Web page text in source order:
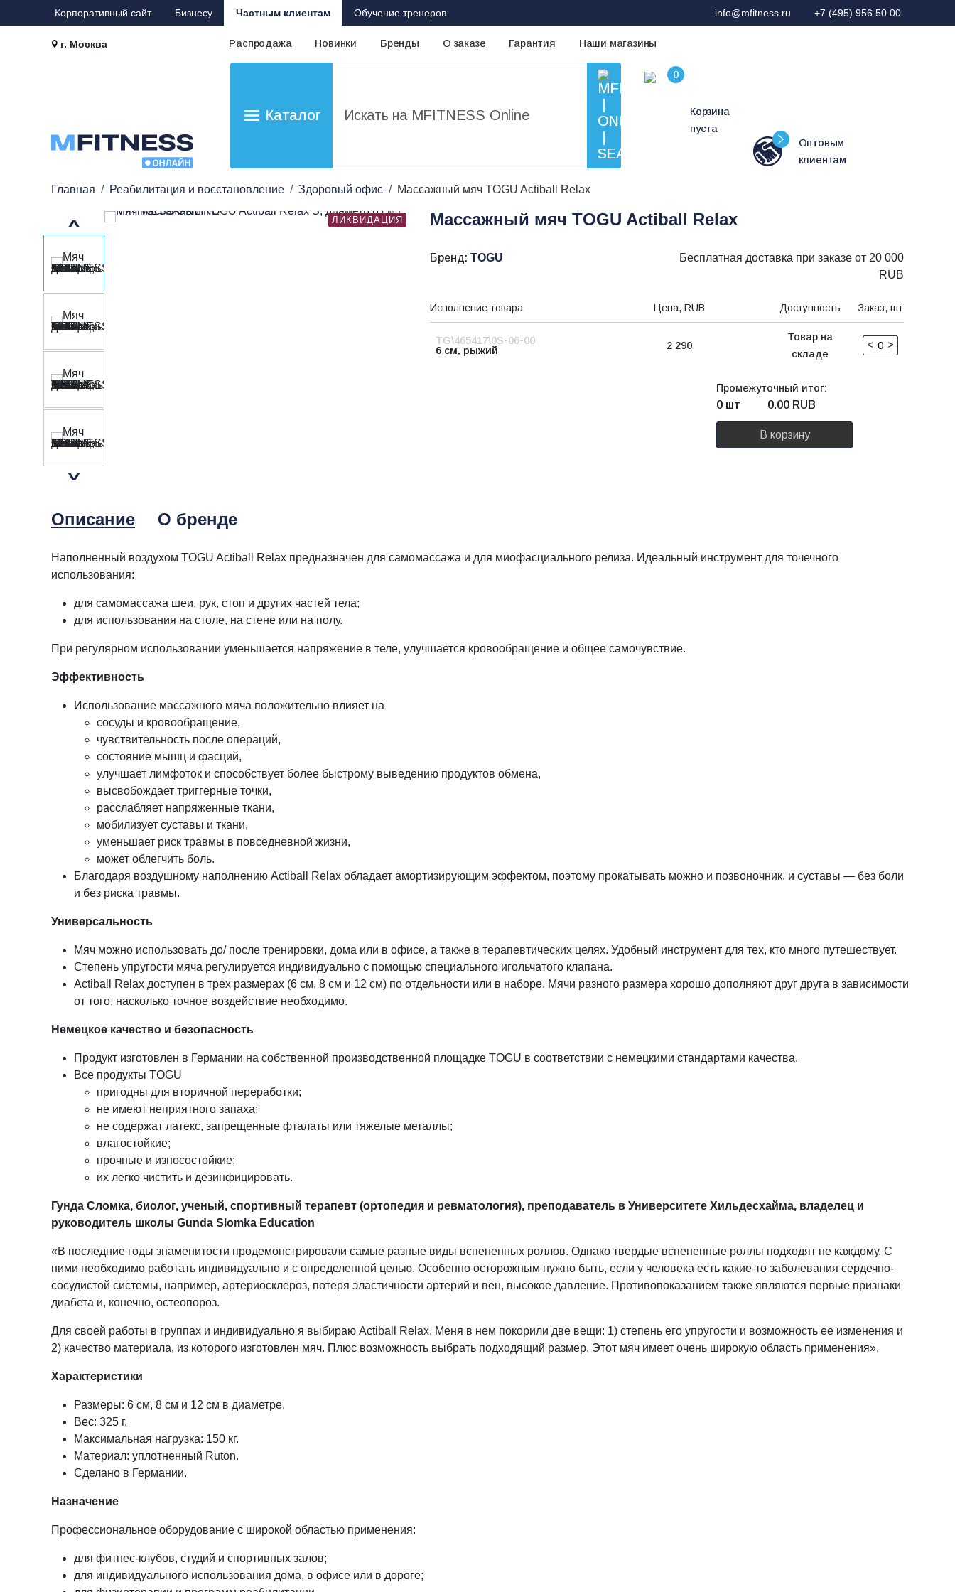
Корпоративный сайт Бизнесу Частным клиентам Обучение тренеров info@mfitness.ru +7 (495) 956 50 00
г. Москва Распродажа Новинки Бренды О заказе Гарантия Наши магазины
Каталог
Корзина
пуста
Оптовым
клиентам
Главная Реабилитация и восстановление Здоровый офис Массажный мяч TOGU Actiball Relax
ЛИКВИДАЦИЯ Массажный мяч TOGU Actiball Relax
Бренд: TOGU
Бесплатная доставка при заказе от 20 000
RUB
Исполнение товара Цена, RUB Доступность Заказ, шт
TG\465417\0S-06-00
6 см, рыжий
2 290
Товар на
складе
< >
Промежуточный итог:
0 шт 0.00 RUB
В корзину
Описание О бренде
Наполненный воздухом TOGU Actiball Relax предназначен для самомассажа и для миофасциального релиза. Идеальный инструмент для точечного
использования:
для самомассажа шеи, рук, стоп и других частей тела;
для использования на столе, на стене или на полу.
При регулярном использовании уменьшается напряжение в теле, улучшается кровообращение и общее самочувствие.
Эффективность
Использование массажного мяча положительно влияет на
сосуды и кровообращение,
чувствительность после операций,
состояние мышц и фасций,
улучшает лимфоток и способствует более быстрому выведению продуктов обмена,
высвобождает триггерные точки,
расслабляет напряженные ткани,
мобилизует суставы и ткани,
уменьшает риск травмы в повседневной жизни,
может облегчить боль.
Благодаря воздушному наполнению Actiball Relax обладает амортизирующим эффектом, поэтому прокатывать можно и позвоночник, и суставы — без боли
и без риска травмы.
Универсальность
Мяч можно использовать до/ после тренировки, дома или в офисе, а также в терапевтических целях. Удобный инструмент для тех, кто много путешествует.
Степень упругости мяча регулируется индивидуально с помощью специального игольчатого клапана.
Actiball Relax доступен в трех размерах (6 см, 8 см и 12 см) по отдельности или в наборе. Мячи разного размера хорошо дополняют друг друга в зависимости
от того, насколько точное воздействие необходимо.
Немецкое качество и безопасность
Продукт изготовлен в Германии на собственной производственной площадке TOGU в соответствии с немецкими стандартами качества.
Все продукты TOGU
пригодны для вторичной переработки;
не имеют неприятного запаха;
не содержат латекс, запрещенные фталаты или тяжелые металлы;
влагостойкие;
прочные и износостойкие;
их легко чистить и дезинфицировать.
Гунда Сломка, биолог, ученый, спортивный терапевт (ортопедия и ревматология), преподаватель в Университете Хильдесхайма, владелец и
руководитель школы Gunda Slomka Education
«В последние годы знаменитости продемонстрировали самые разные виды вспененных роллов. Однако твердые вспененные роллы подходят не каждому. С
ними необходимо работать индивидуально и с определенной целью. Особенно осторожным нужно быть, если у человека есть какие-то заболевания сердечно-
сосудистой системы, например, артериосклероз, потеря эластичности артерий и вен, высокое давление. Противопоказанием также являются первые признаки
диабета и, конечно, остеопороз.
Для своей работы в группах и индивидуально я выбираю Actiball Relax. Меня в нем покорили две вещи: 1) степень его упругости и возможность ее изменения и
2) качество материала, из которого изготовлен мяч. Плюс возможность выбрать подходящий размер. Этот мяч имеет очень широкую область применения».
Характеристики
Размеры: 6 см, 8 см и 12 см в диаметре.
Вес: 325 г.
Максимальная нагрузка: 150 кг.
Материал: уплотненный Ruton.
Сделано в Германии.
Назначение
Профессиональное оборудование с широкой областью применения:
для фитнес-клубов, студий и спортивных залов;
для индивидуального использования дома, в офисе или в дороге;